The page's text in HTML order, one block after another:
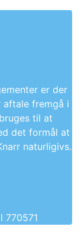
er der
aftale fremgå i
til at
det formål at
naturligivs.
770571